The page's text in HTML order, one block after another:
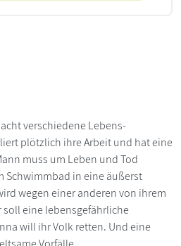
verschiedene Lebens-
plötzlich ihre Arbeit und hat eine
muss um Leben und Tod
Schwimmbad in eine äußerst
wegen einer anderen von ihrem
soll eine lebensgefährliche
will ihr Volk retten. Und eine